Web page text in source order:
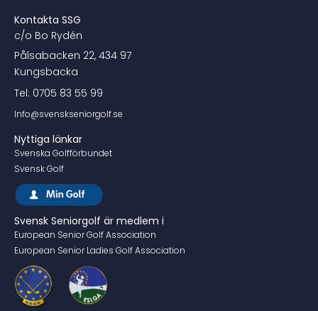
Kontakta SSG
c/o Bo Rydén
Pålsabacken 22, 434 97
Kungsbacka
Tel: 0705 83 55 99
Info@svenskseniorgolf.se
Nyttiga länkar
Svenska Golfförbundet
Svensk Golf
Svensk Seniorgolf är medlem i
European Senior Golf Association
European Senior Ladies Golf Association